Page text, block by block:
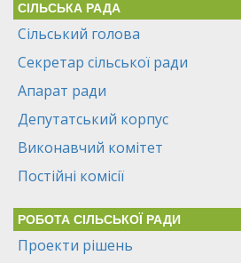
СІЛЬСЬКА РАДА
Сільський голова
Секретар сільської ради
Апарат ради
Депутатський корпус
Виконавчий комітет
Постійні комісії
РОБОТА СІЛЬСЬКОЇ РАДИ
Проекти рішень